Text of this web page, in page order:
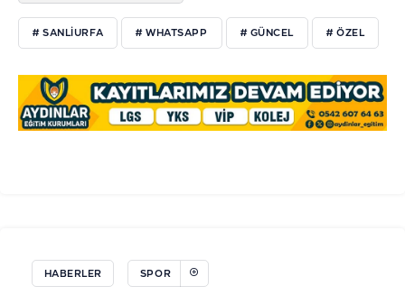
# SANLIURFA # WHATSAPP # GÜNCEL # ÖZEL
HABERLER SPOR